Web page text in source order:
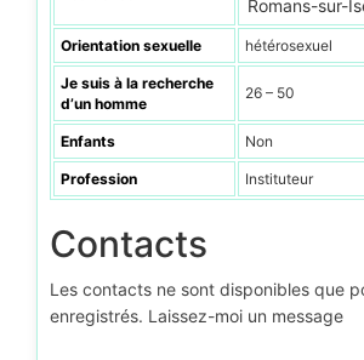
Romans-sur-
Orientation sexuelle hétérosexuel
Je suis à la recherche
d’un homme
26 – 50
Enfants Non
Profession Instituteur
Contacts
Les contacts ne sont disponibles que
enregistrés. Laissez-moi un message